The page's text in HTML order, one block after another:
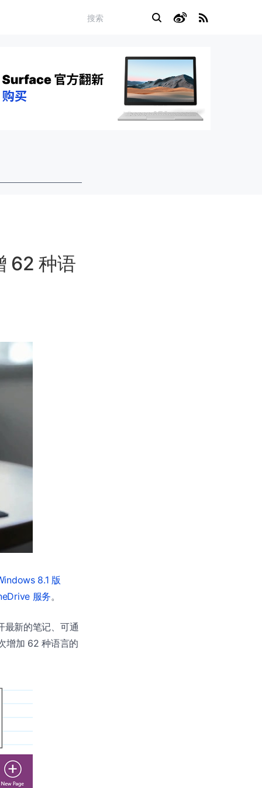
62 种语
8.1 版
服务。
最新的笔记、可通
增加 62 种语言的